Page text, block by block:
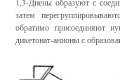
затем
обратимо
дикетонат-анионы с